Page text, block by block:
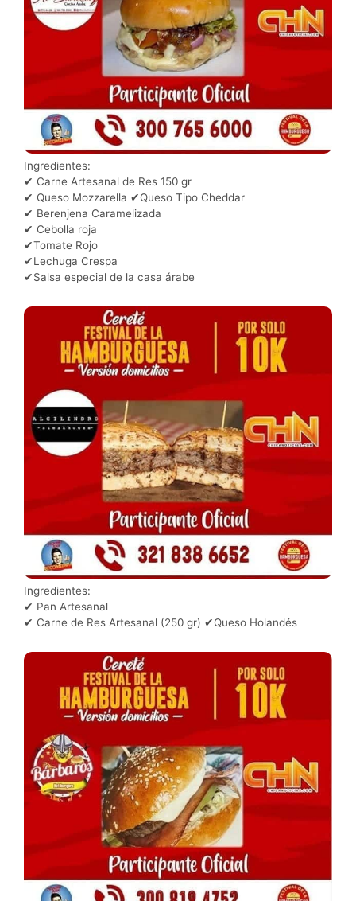
Ingredientes:
✔ Carne Artesanal de Res 150 gr
✔ Queso Mozzarella ✔Queso Tipo Cheddar
✔ Berenjena Caramelizada
✔ Cebolla roja
✔Tomate Rojo
✔Lechuga Crespa
✔Salsa especial de la casa árabe
Ingredientes:
✔ Pan Artesanal
✔ Carne de Res Artesanal (250 gr) ✔Queso Holandés